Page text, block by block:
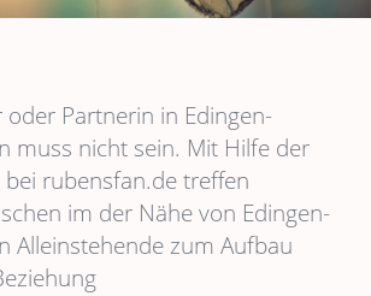
Partnerin in Edingen-
muss nicht sein. Mit Hilfe der
rubensfan.de treffen
im der Nähe von Edingen-
Alleinstehende zum Aufbau